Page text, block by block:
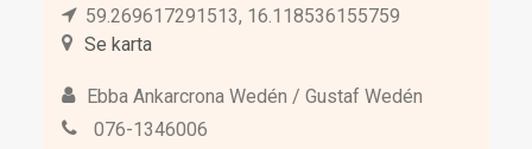
59.269617291513, 16.118536155759
Se karta
Ebba Ankarcrona Wedén / Gustaf Wedén
076-1346006